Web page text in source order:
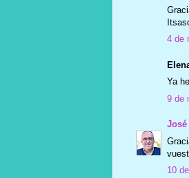
4 de
Ya
9 de
10